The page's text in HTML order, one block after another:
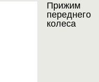
Прижим
переднего
колеса